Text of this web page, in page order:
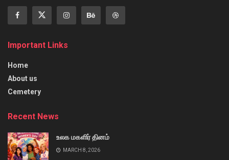
Important Links
Home
About us
Cemetery
Recent News
உலக மகளிர் தினம்
MARCH 8, 2026